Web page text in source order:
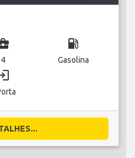
4
local_gas_station
Gasolina